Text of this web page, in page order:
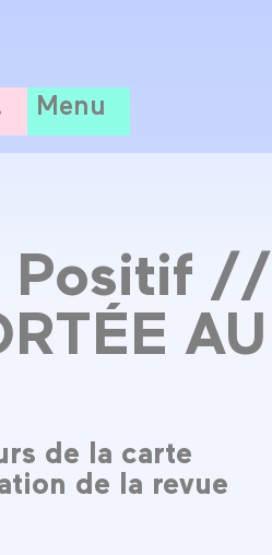
Menu
Positif //
AU
de la carte
de la revue